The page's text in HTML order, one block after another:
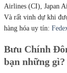
Airlines (CI), Japan
Và rất vinh dự khi
hàng hóa uy tín:
Bưu Chính
bạn những gì?